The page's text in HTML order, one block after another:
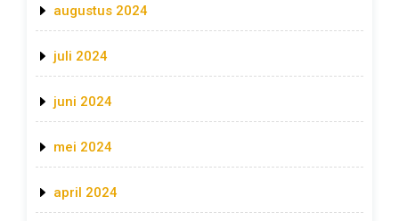
augustus 2024
juli 2024
juni 2024
mei 2024
april 2024